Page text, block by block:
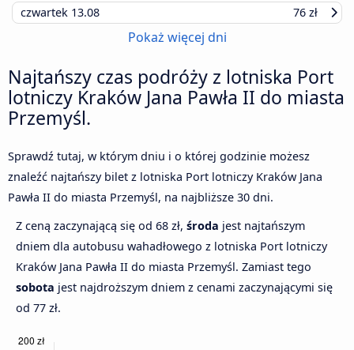
czwartek 13.08 76 zł
Pokaż więcej dni
Najtańszy czas podróży z lotniska Port
lotniczy Kraków Jana Pawła II do miasta
Przemyśl.
Sprawdź tutaj, w którym dniu i o której godzinie możesz
znaleźć najtańszy bilet z lotniska Port lotniczy Kraków Jana
Pawła II do miasta Przemyśl, na najbliższe 30 dni.
Z ceną zaczynającą się od 68 zł, środa jest najtańszym
dniem dla autobusu wahadłowego z lotniska Port lotniczy
Kraków Jana Pawła II do miasta Przemyśl. Zamiast tego
sobota jest najdroższym dniem z cenami zaczynającymi się
od 77 zł.